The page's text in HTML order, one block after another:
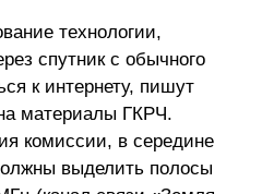
технологии,
спутник с обычного
к интернету, пишут
материалы ГКРЧ.
комиссии, в середине
выделить полосы